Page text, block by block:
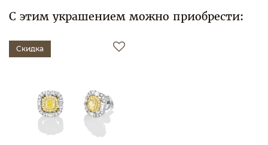
С этим украшением можно приобрести:
Скидка